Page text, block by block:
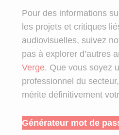
Pour des informations
les projets et critiques
audiovisuelles, suivez
pas à explorer d’autres
Verge. Que vous soyez
professionnel du
mérite définitivement
Générateur mot de